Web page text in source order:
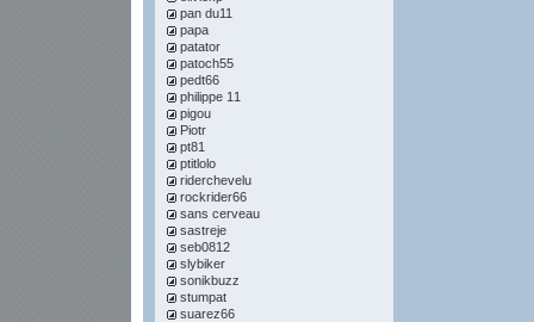
pan du11
papa
patator
patoch55
pedt66
philippe 11
pigou
Piotr
pt81
ptitlolo
riderchevelu
rockrider66
sans cerveau
sastreje
seb0812
slybiker
sonikbuzz
stumpat
suarez66